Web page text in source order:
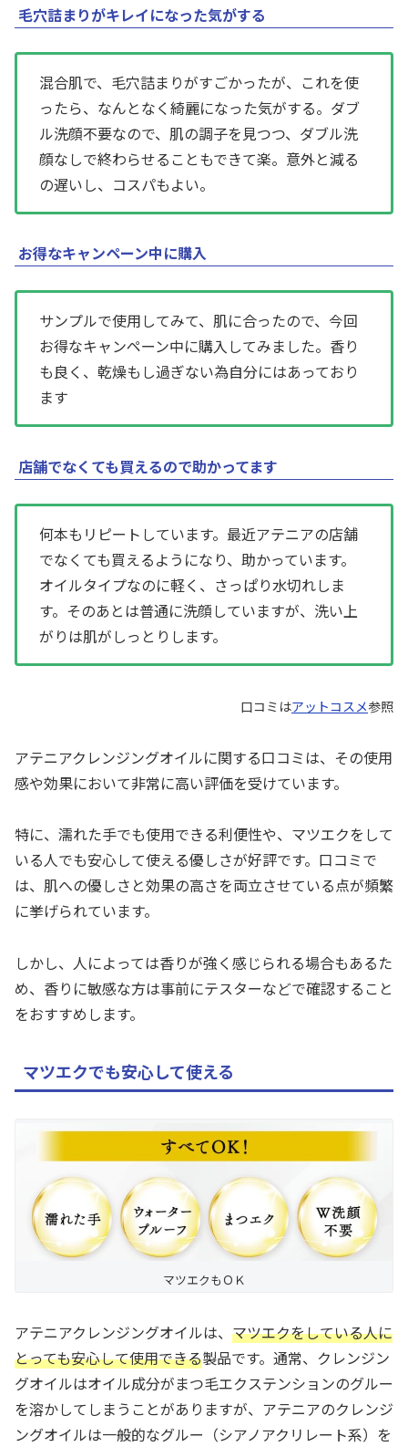
毛穴詰まりがキレイになった気がする
混合肌で、毛穴詰まりがすごかったが、これを使
ったら、なんとなく綺麗になった気がする。ダブ
ル洗顔不要なので、肌の調子を見つつ、ダブル洗
顔なしで終わらせることもできて楽。意外と減る
の遅いし、コスパもよい。
お得なキャンペーン中に購入
サンプルで使用してみて、肌に合ったので、今回
お得なキャンペーン中に購入してみました。香り
も良く、乾燥もし過ぎない為自分にはあっており
ます
店舗でなくても買えるので助かってます
何本もリピートしています。最近アテニアの店舗
でなくても買えるようになり、助かっています。
オイルタイプなのに軽く、さっぱり水切れしま
す。そのあとは普通に洗顔していますが、洗い上
がりは肌がしっとりします。
口コミはアットコスメ参照
アテニアクレンジングオイルに関する口コミは、その使用
感や効果において非常に高い評価を受けています。
特に、濡れた手でも使用できる利便性や、マツエクをして
いる人でも安心して使える優しさが好評です。口コミで
は、肌への優しさと効果の高さを両立させている点が頻繁
に挙げられています。
しかし、人によっては香りが強く感じられる場合もあるた
め、香りに敏感な方は事前にテスターなどで確認すること
をおすすめします。
マツエクでも安心して使える
マツエクもＯＫ
アテニアクレンジングオイルは、 マツエクをしている人に
とっても安心して使用できる製品です。通常、クレンジン
グオイルはオイル成分がまつ毛エクステンションのグルー
を溶かしてしまうことがありますが、アテニアのクレンジ
ングオイルは一般的なグルー（シアノアクリレート系）を